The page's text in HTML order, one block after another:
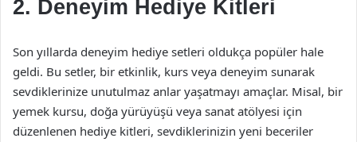
2. Deneyim Hediye Kitleri
Son yıllarda deneyim hediye setleri oldukça popüler hale
geldi. Bu setler, bir etkinlik, kurs veya deneyim sunarak
sevdiklerinize unutulmaz anlar yaşatmayı amaçlar. Misal, bir
yemek kursu, doğa yürüyüşü veya sanat atölyesi için
düzenlenen hediye kitleri, sevdiklerinizin yeni beceriler